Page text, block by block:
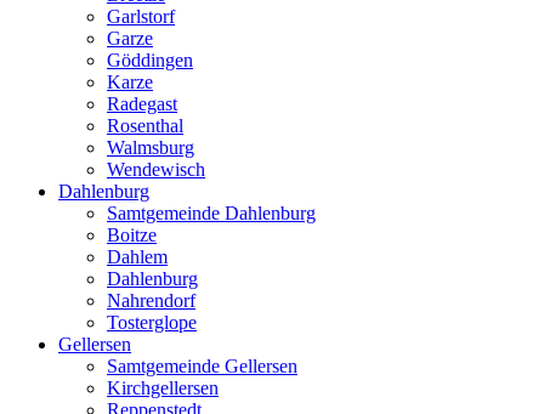
Garlstorf
Garze
Göddingen
Karze
Radegast
Rosenthal
Walmsburg
Wendewisch
Dahlenburg
Samtgemeinde Dahlenburg
Boitze
Dahlem
Dahlenburg
Nahrendorf
Tosterglope
Gellersen
Samtgemeinde Gellersen
Kirchgellersen
Reppenstedt